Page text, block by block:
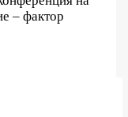
– фактор